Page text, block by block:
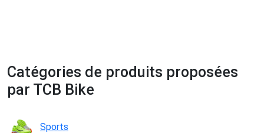
Catégories de produits proposées
par TCB Bike
Sports